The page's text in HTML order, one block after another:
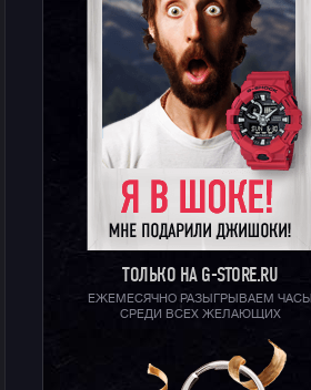
ТОЛЬКО НА G-STORE.RU
ЕЖЕМЕСЯЧНО РАЗЫГРЫВАЕМ ЧАСЫ
СРЕДИ ВСЕХ ЖЕЛАЮЩИХ